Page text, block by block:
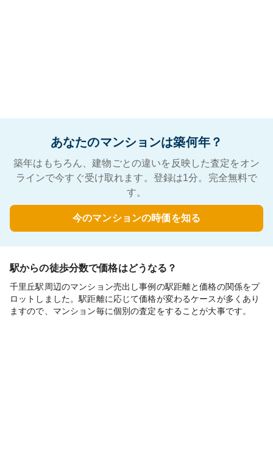
あなたのマンションは築何年？
築年はもちろん、建物ごとの違いを反映した査定をオン
ラインで今すぐ受け取れます。登録は1分。完全無料で
す。
今のマンションの時価を知る
駅からの徒歩分数で価格はどうなる？
千里丘駅周辺のマンション売出し事例の駅距離と価格の関係をプ
ロットしました。駅距離に応じて価格が変わるケースが多くあり
ますので、マンション毎に個別の査定をすることが大事です。